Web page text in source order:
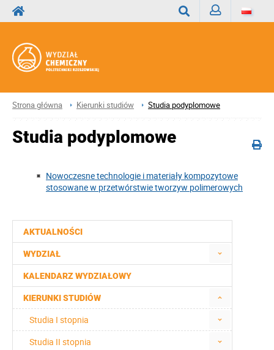
Strona główna Kierunki studiów Studia podyplomowe
AKTUALNOŚCI
WYDZIAŁ
KALENDARZ WYDZIAŁOWY
KIERUNKI STUDIÓW
Studia I stopnia
Studia II stopnia
Studia podyplomowe
Nowoczesne technologie i materiały kompozytowe
stosowane w przetwórstwie tworzyw polimerowych